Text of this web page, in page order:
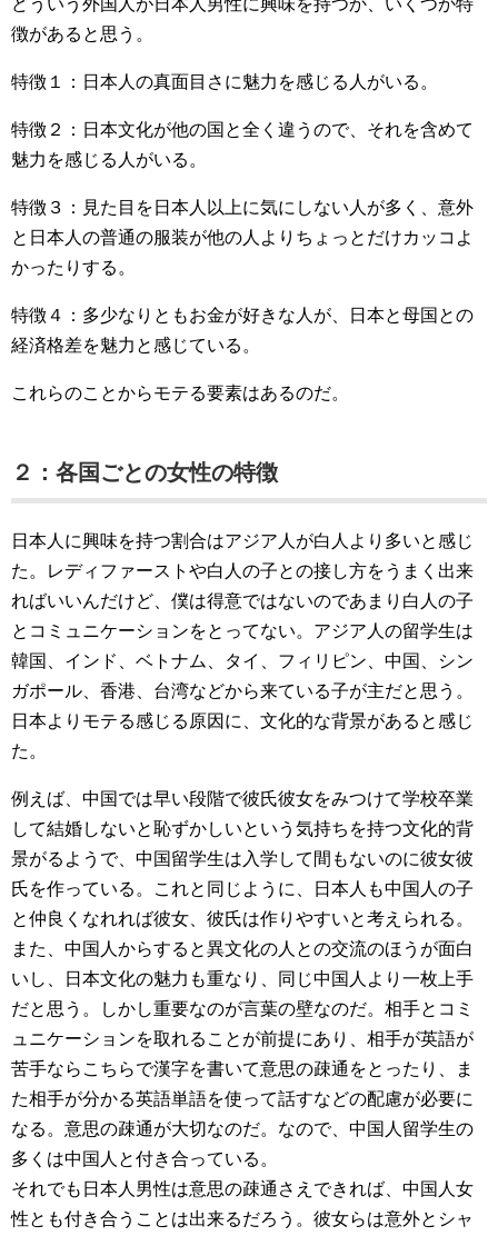
どういう外国人が日本人男性に興味を持つか、いくつか特
徴があると思う。
特徴１：日本人の真面目さに魅力を感じる人がいる。
特徴２：日本文化が他の国と全く違うので、それを含めて
魅力を感じる人がいる。
特徴３：見た目を日本人以上に気にしない人が多く、意外
と日本人の普通の服装が他の人よりちょっとだけカッコよ
かったりする。
特徴４：多少なりともお金が好きな人が、日本と母国との
経済格差を魅力と感じている。
これらのことからモテる要素はあるのだ。
２：各国ごとの女性の特徴
日本人に興味を持つ割合はアジア人が白人より多いと感じ
た。レディファーストや白人の子との接し方をうまく出来
ればいいんだけど、僕は得意ではないのであまり白人の子
とコミュニケーションをとってない。アジア人の留学生は
韓国、インド、ベトナム、タイ、フィリピン、中国、シン
ガポール、香港、台湾などから来ている子が主だと思う。
日本よりモテる感じる原因に、文化的な背景があると感じ
た。
例えば、中国では早い段階で彼氏彼女をみつけて学校卒業
して結婚しないと恥ずかしいという気持ちを持つ文化的背
景がるようで、中国留学生は入学して間もないのに彼女彼
氏を作っている。これと同じように、日本人も中国人の子
と仲良くなれれば彼女、彼氏は作りやすいと考えられる。
また、中国人からすると異文化の人との交流のほうが面白
いし、日本文化の魅力も重なり、同じ中国人より一枚上手
だと思う。しかし重要なのが言葉の壁なのだ。相手とコミ
ュニケーションを取れることが前提にあり、相手が英語が
苦手ならこちらで漢字を書いて意思の疎通をとったり、ま
た相手が分かる英語単語を使って話すなどの配慮が必要に
なる。意思の疎通が大切なのだ。なので、中国人留学生の
多くは中国人と付き合っている。
それでも日本人男性は意思の疎通さえできれば、中国人女
性とも付き合うことは出来るだろう。彼女らは意外とシャ